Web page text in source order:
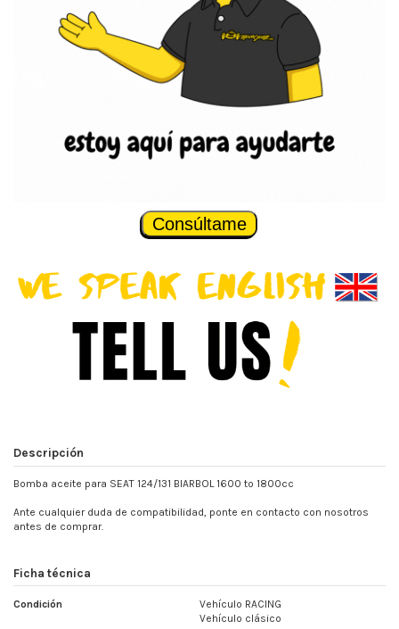
Consúltame
Descripción
Bomba aceite para SEAT 124/131 BIARBOL 1600 to 1800cc
Ante cualquier duda de compatibilidad, ponte en contacto con nosotros
antes de comprar.
Ficha técnica
Condición
Vehículo RACING
Vehículo clásico